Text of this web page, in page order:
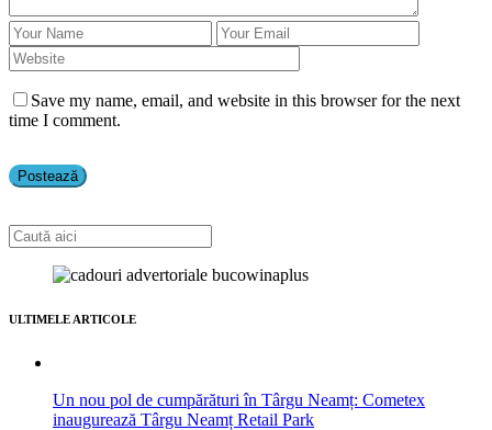
Save my name, email, and website in this browser for the next
time I comment.
ULTIMELE ARTICOLE
Un nou pol de cumpărături în Târgu Neamț: Cometex
inaugurează Târgu Neamț Retail Park